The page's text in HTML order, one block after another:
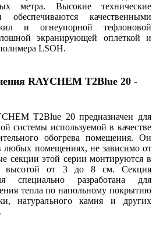
метра. Высокие технические
обеспечиваются качественными
и огнеупорной тефлоновой
экранирующей оплеткой и
LSOH.
RAYCHEM T2Blue 20 -
T2Blue 20 предназначен для
системы используемой в качестве
обогрева помещения. Он
любых помещениях, не зависимо от
секции этой серии монтируются в
высотой от 3 до 8 см. Секция
специально разработана для
тепла по напольному покрытию
натурального камня и других